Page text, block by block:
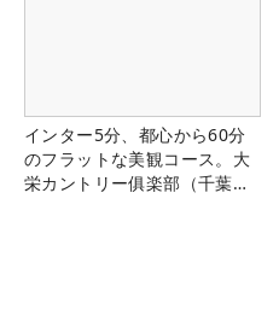
インター5分、都心から60分
のフラットな美観コース。大
栄カントリー俱楽部（千葉